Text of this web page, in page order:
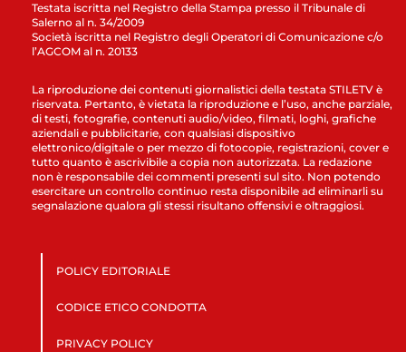
Testata iscritta nel Registro della Stampa presso il Tribunale di
Salerno al n. 34/2009
Società iscritta nel Registro degli Operatori di Comunicazione c/o
l’AGCOM al n. 20133
La riproduzione dei contenuti giornalistici della testata STILETV è
riservata. Pertanto, è vietata la riproduzione e l’uso, anche parziale,
di testi, fotografie, contenuti audio/video, filmati, loghi, grafiche
aziendali e pubblicitarie, con qualsiasi dispositivo
elettronico/digitale o per mezzo di fotocopie, registrazioni, cover e
tutto quanto è ascrivibile a copia non autorizzata. La redazione
non è responsabile dei commenti presenti sul sito. Non potendo
esercitare un controllo continuo resta disponibile ad eliminarli su
segnalazione qualora gli stessi risultano offensivi e oltraggiosi.
POLICY EDITORIALE
CODICE ETICO CONDOTTA
PRIVACY POLICY